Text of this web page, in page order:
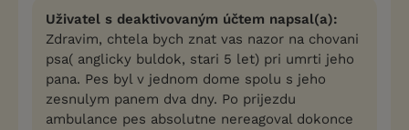
Uživatel s deaktivovaným účtem napsal(a):
Zdravim, chtela bych znat vas nazor na chovani
psa( anglicky buldok, stari 5 let) pri umrti jeho
pana. Pes byl v jednom dome spolu s jeho
zesnulym panem dva dny. Po prijezdu
ambulance pes absolutne nereagoval dokonce